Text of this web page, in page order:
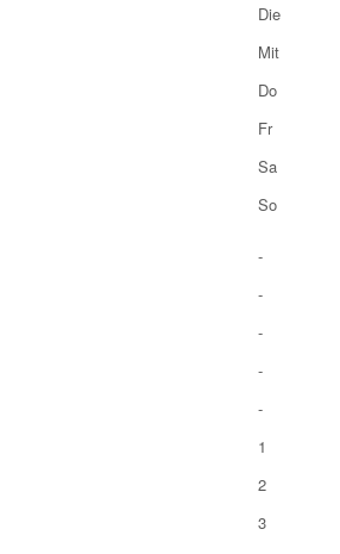
Die
Mit
Do
Fr
Sa
So
-
-
-
-
-
1
2
3